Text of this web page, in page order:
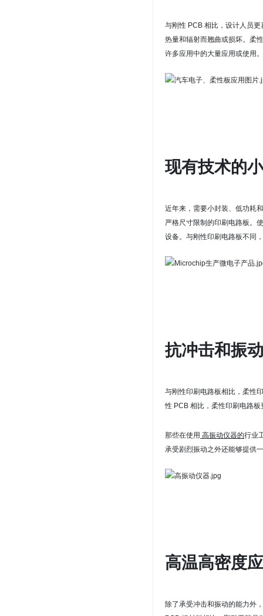
与刚性 PCB 相比，设计人员
热量和辐射而翘曲或损坏。 柔
许多应用中的大量应用或使用 。
现有技术的
近年来，需要小封装、低功耗
严格尺寸限制的印刷电路板。
设备。 与刚性印刷电路板不同
抗冲击和振动
与刚性印刷电路板相比，柔性
性 PCB 相比，柔性印刷电路
那些在使用 高振动仪器的行业
承受剧烈振动之外还能够提供
高温高密度
除了承受冲击和振动的能力外